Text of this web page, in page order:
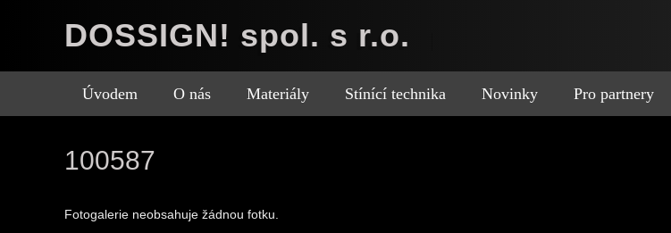
DOSSIGN! spol. s r.o.
Úvodem O nás Materiály Stínící technika Novinky Pro partnery
100587
Fotogalerie neobsahuje žádnou fotku.